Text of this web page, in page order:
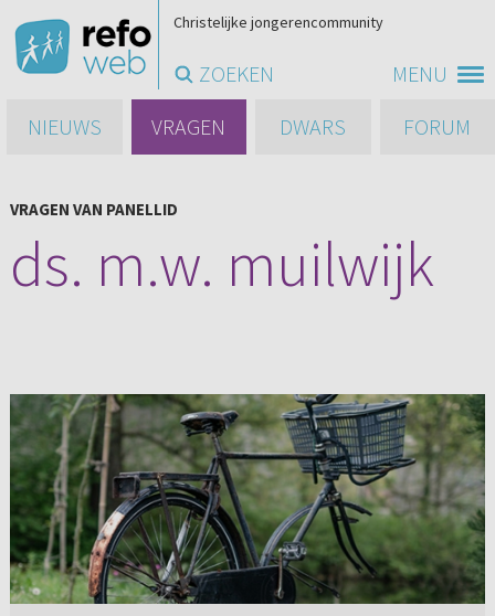
MENU
Christelijke jongerencommunity
ZOEKEN
NIEUWS
VRAGEN DWARS FORUM
VRAGEN VAN PANELLID
ds. m.w. muilwijk